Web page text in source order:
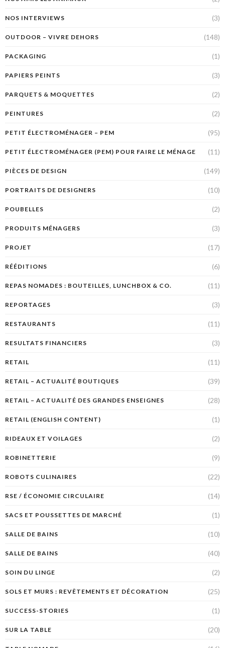
NOS INTERVIEWS (3)
OUTDOOR – VIVRE DEHORS (148)
PACKAGING (1)
PAPIERS PEINTS (3)
PARQUETS & MOQUETTES (2)
PEINTURES (2)
PETIT ÉLECTROMÉNAGER – PEM (95)
PETIT ÉLECTROMÉNAGER (PEM) POUR FAIRE LE MÉNAGE (11)
PIÈCES DE DESIGN (149)
PORTRAITS DE DESIGNERS (10)
POUBELLES (2)
PRODUITS MÉNAGERS (3)
PROJET (17)
RÉÉDITIONS (6)
REPAS NOMADES : BOUTEILLES, LUNCHBOX & CO. (11)
REPORTAGES (3)
RESTAURANTS (11)
RESULTATS FINANCIERS (3)
RETAIL (11)
RETAIL – ACTUALITÉ BOUTIQUES (39)
RETAIL – ACTUALITÉ DES GRANDES ENSEIGNES (28)
RETAIL (ENGLISH CONTENT) (1)
RIDEAUX ET VOILAGES (2)
ROBINETTERIE (9)
ROBOTS CULINAIRES (22)
RSE / ÉCONOMIE CIRCULAIRE (14)
SACS ET POUSSETTES DE MARCHÉ (1)
SALLE DE BAINS (10)
SALLE DE BAINS (40)
SOIN DU LINGE (2)
SOLS ET MURS : REVÊTEMENTS ET DÉCORATION (25)
SUCCESS-STORIES (1)
SUR LA TABLE (20)